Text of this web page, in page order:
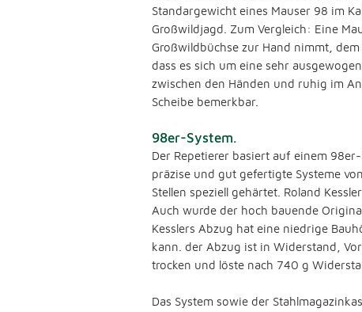
Standargewicht eines Mauser 98 im
Großwildjagd. Zum Vergleich: Eine
Großwildbüchse zur Hand nimmt,
dass es sich um eine sehr
zwischen den Händen und ruhig im
Scheibe bemerkbar.
98er-System.
Der Repetierer basiert auf einem
präzise und gut gefertigte Systeme
Stellen speziell gehärtet. Roland
Auch wurde der hoch bauende
Kesslers Abzug hat eine niedrige
kann. der Abzug ist in Widerstand,
trocken und löste nach 740 g
Das System sowie der